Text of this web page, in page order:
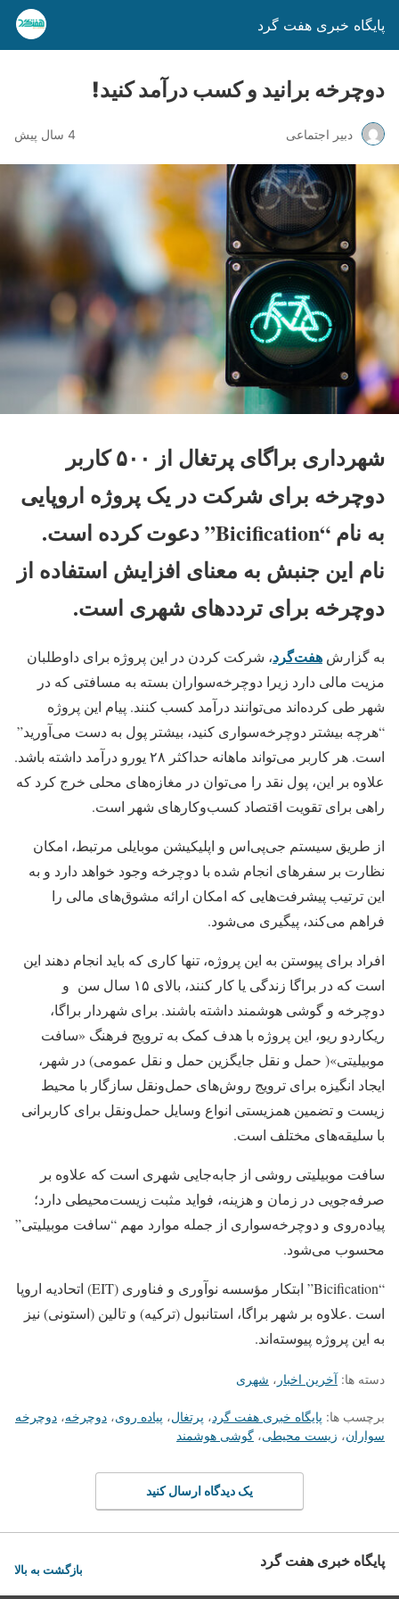
پایگاه خبری هفت گرد
دوچرخه برانید و کسب درآمد کنید!
دبیر اجتماعی 4 سال پیش
شهرداری براگای پرتغال از ۵۰۰ کاربر
دوچرخه برای شرکت در یک پروژه اروپایی
به نام “Bicification” دعوت کرده است.
نام این جنبش به معنای افزایش استفاده از
دوچرخه برای ترددهای شهری است.
به گزارش هفت‌گرد، شرکت کردن در این پروژه برای داوطلبان
مزیت مالی دارد زیرا دوچرخه‌سواران بسته به مسافتی که در
شهر طی کرده‌اند می‌توانند درآمد کسب کنند. پیام این پروژه
“هرچه بیشتر دوچرخه‌سواری کنید، بیشتر پول به دست می‌آورید”
است. هر کاربر می‌تواند ماهانه حداکثر ۲۸ یورو درآمد داشته باشد.
علاوه بر این، پول نقد را می‌توان در مغازه‌های محلی خرج کرد که
راهی برای تقویت اقتصاد کسب‌وکارهای شهر است.
از طریق سیستم جی‌پی‌اس و اپلیکیشن موبایلی مرتبط، امکان
نظارت بر سفرهای انجام شده با دوچرخه وجود خواهد دارد و به
این ترتیب پیشرفت‌هایی که امکان ارائه مشوق‌های مالی را
فراهم می‌کند، پیگیری می‌شود.
افراد برای پیوستن به این پروژه، تنها کاری که باید انجام دهند این
است که در براگا زندگی یا کار کنند، بالای ۱۵ سال سن و
دوچرخه و گوشی هوشمند داشته باشند. برای شهردار براگا،
ریکاردو ریو، این پروژه با هدف کمک به ترویج فرهنگ «سافت
موبیلیتی»( حمل و نقل جایگزین حمل و نقل عمومی) در شهر،
ایجاد انگیزه برای ترویج روش‌های حمل‌ونقل سازگار با محیط
زیست و تضمین همزیستی انواع وسایل حمل‌ونقل برای کاربرانی
با سلیقه‌های مختلف است.
سافت موبیلیتی روشی از جابه‌جایی شهری است که علاوه بر
صرفه‌جویی در زمان و هزینه، فواید مثبت زیست‌محیطی دارد؛
پیاده‌روی و دوچرخه‌سواری از جمله موارد مهم “سافت موبیلیتی”
محسوب می‌شود.
“Bicification” ابتکار مؤسسه نوآوری و فناوری (EIT) اتحادیه اروپا
است .علاوه بر شهر براگا، استانبول (ترکیه) و تالین (استونی) نیز
به این پروژه پیوسته‌اند.
دسته ها: آخرین اخبار ، شهری
برچسب ها: پایگاه خبری هفت گرد، پرتغال، پیاده روی، دوچرخه، دوچرخه
سواران، زیست محیطی، گوشی هوشمند
یک دیدگاه ارسال کنید
پایگاه خبری هفت گرد بازگشت به بالا